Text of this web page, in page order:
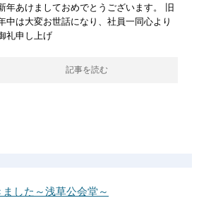
年あけましておめでとうございます。 旧
中は大変お世話になり、社員一同心より
礼申し上げ
記事を読む
した～浅草公会堂～